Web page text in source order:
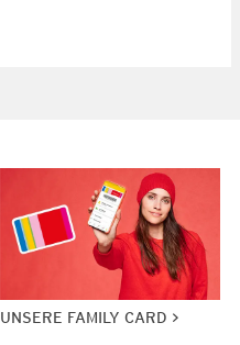
UNSERE FAMILY CARD